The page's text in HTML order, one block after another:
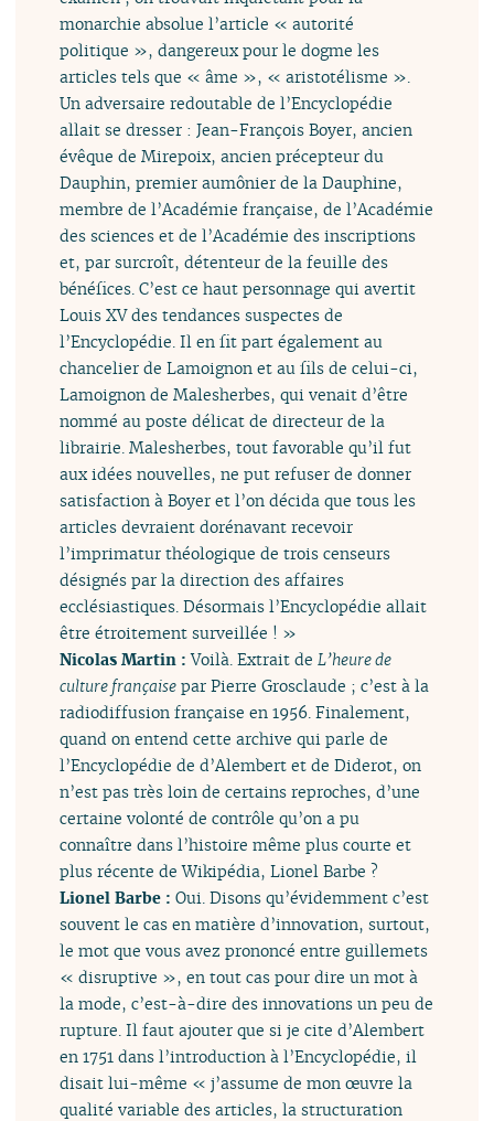
monarchie absolue l’article « autorité
politique », dangereux pour le dogme les
articles tels que « âme », « aristotélisme ».
Un adversaire redoutable de l’Encyclopédie
allait se dresser : Jean-François Boyer, ancien
évêque de Mirepoix, ancien précepteur du
Dauphin, premier aumônier de la Dauphine,
membre de l’Académie française, de l’Académie
des sciences et de l’Académie des inscriptions
et, par surcroît, détenteur de la feuille des
bénéfices. C’est ce haut personnage qui avertit
Louis XV des tendances suspectes de
l’Encyclopédie. Il en fit part également au
chancelier de Lamoignon et au fils de celui-ci,
Lamoignon de Malesherbes, qui venait d’être
nommé au poste délicat de directeur de la
librairie. Malesherbes, tout favorable qu’il fut
aux idées nouvelles, ne put refuser de donner
satisfaction à Boyer et l’on décida que tous les
articles devraient dorénavant recevoir
l’imprimatur théologique de trois censeurs
désignés par la direction des affaires
ecclésiastiques. Désormais l’Encyclopédie allait
être étroitement surveillée ! »
Nicolas Martin :Voilà. Extrait de L’heure de
culture française par Pierre Grosclaude ; c’est à la
radiodiffusion française en 1956. Finalement,
quand on entend cette archive qui parle de
l’Encyclopédie de d’Alembert et de Diderot, on
n’est pas très loin de certains reproches, d’une
certaine volonté de contrôle qu’on a pu
connaître dans l’histoire même plus courte et
plus récente de Wikipédia, Lionel Barbe ?
Lionel Barbe :Oui. Disons qu’évidemment c’est
souvent le cas en matière d’innovation, surtout,
le mot que vous avez prononcé entre guillemets
« disruptive », en tout cas pour dire un mot à
la mode, c’est-à-dire des innovations un peu de
rupture. Il faut ajouter que si je cite d’Alembert
en 1751 dans l’introduction à l’Encyclopédie, il
disait lui-même « j’assume de mon œuvre la
qualité variable des articles, la structuration